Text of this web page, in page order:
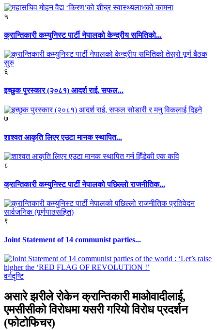
५
क्रान्तिकारी कम्युनिस्ट पार्टी नेपालको केन्द्रीय समितिको...
६
इच्छुक पुरस्कार (२०८१) आदर्श राई, सफल...
७
शाश्वत आकृति लिएर एउटा मानक स्थापित...
८
क्रान्तिकारी कम्युनिस्ट पार्टी नेपालको पछिल्लो राजनीतिक...
९
Joint Statement of 14 communist parties...
वर्गदृष्टि
असारे झरीले रोकेन क्रान्तिकारी माओवादीलाई,
एमसीसीको विरोधमा यसरी गरियो विरोध प्रदर्शन
(फोटोफिचर)